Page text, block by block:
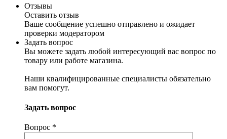
Отзывы
Оставить отзыв
Ваше сообщение успешно отправлено и ожидает
проверки модератором
Задать вопрос
Вы можете задать любой интересующий вас вопрос по
товару или работе магазина.
Наши квалифицированные специалисты обязательно
вам помогут.
Задать вопрос
Вопрос *